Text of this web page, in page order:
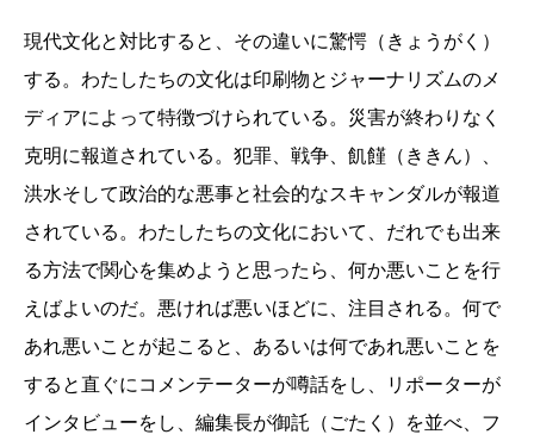
現代文化と対比すると、その違いに驚愕（きょうがく）
する。わたしたちの文化は印刷物とジャーナリズムのメ
ディアによって特徴づけられている。災害が終わりなく
克明に報道されている。犯罪、戦争、飢饉（ききん）、
洪水そして政治的な悪事と社会的なスキャンダルが報道
されている。わたしたちの文化において、だれでも出来
る方法で関心を集めようと思ったら、何か悪いことを行
えばよいのだ。悪ければ悪いほどに、注目される。何で
あれ悪いことが起こると、あるいは何であれ悪いことを
すると直ぐにコメンテーターが噂話をし、リポーターが
インタビューをし、編集長が御託（ごたく）を並べ、フ